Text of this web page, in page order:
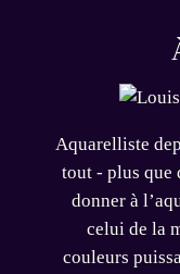
Aquarelliste
tout - plus que
donner à
celui de la
couleurs